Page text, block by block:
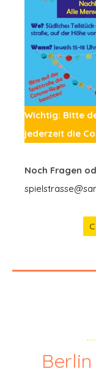
Wichtig: Bitte
jederzeit die
Noch Fragen